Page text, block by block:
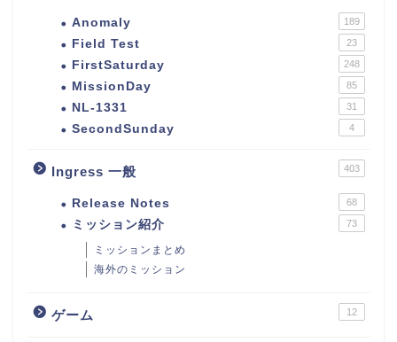
Anomaly 189
Field Test 23
FirstSaturday 248
MissionDay 85
NL-1331 31
SecondSunday 4
Ingress 一般 403
Release Notes 68
ミッション紹介 73
ミッションまとめ
海外のミッション
ゲーム 12